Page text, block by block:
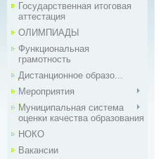
Государственная итоговая
аттестация
ОЛИМПИАДЫ
Функциональная
грамотность
Дистанционное образо...
Мероприятия
Муниципальная система
оценки качества образования
НОКО
Вакансии